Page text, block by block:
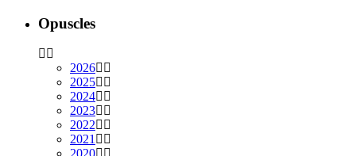
Opuscles
2026
2025
2024
2023
2022
2021